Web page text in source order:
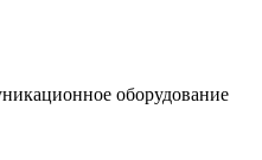
оборудование